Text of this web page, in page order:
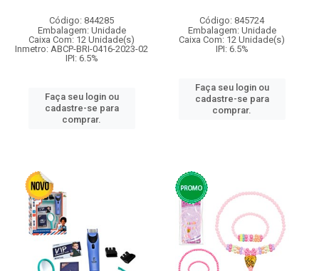
Código: 844285
Embalagem: Unidade
Caixa Com: 12 Unidade(s)
Inmetro: ABCP-BRI-0416-2023-02
IPI: 6.5%
Faça seu login ou
cadastre-se para
comprar.
Código: 845724
Embalagem: Unidade
Caixa Com: 12 Unidade(s)
IPI: 6.5%
Faça seu login ou
cadastre-se para
comprar.